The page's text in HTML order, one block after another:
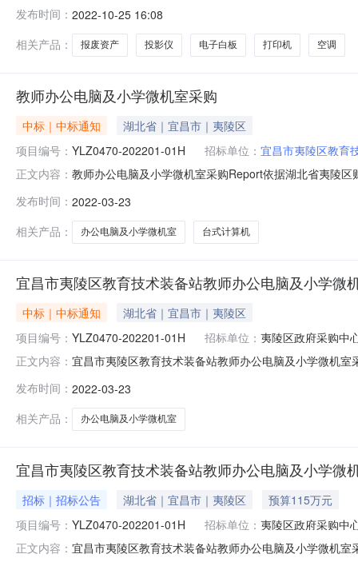
台，投影仪1台，电子白板1台，打印机3台，空调1台，
购法》第二十二条规定；1、具有独立承担民
发布时间： 2022-10-25 16:08
相关产品：
报废资产 投影仪 电子白板 打印机 空调
教师办公电脑及小学微机室采购
中标｜中标通知
湖北省｜宜昌市｜夷陵区
项目编号： YLZ0470-202201-01H 招标单位： 宜昌市夷陵区教育
正文内容： 教师办公电脑及小学微机室采购Report依据湖北省夷陵
202201-01H三、采购预算：115.00万元四、采购内容：
发布时间： 2022-03-23
相关产品：
办公电脑及小学微机室 台式计算机
宜昌市夷陵区教育技术装备站教师办公电脑及小学微
中标｜中标通知
湖北省｜宜昌市｜夷陵区
项目编号： YLZ0470-202201-01H 招标单位： 夷陵区政府采购中
正文内容： 宜昌市夷陵区教育技术装备站教师办公电脑及小学微机
[2022]XM0167号三、项目名称教师办公电脑及小学微机
发布时间： 2022-03-23
相关产品：
办公电脑及小学微机室
宜昌市夷陵区教育技术装备站教师办公电脑及小学微
招标｜招标公告 湖北省｜宜昌市｜夷陵区
预算115万元
项目编号： YLZ0470-202201-01H 招标单位： 夷陵区政府采购中
正文内容： 宜昌市夷陵区教育技术装备站教师办公电脑及小学微机